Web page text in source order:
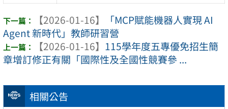
相關公告
【2026-01-16】
「MCP賦能機器人實現 AI
Agent 新時代」教師研習營
【2026-01-16】 115學年度五專優免招生簡
章增訂修正有關「國際性及全國性競賽參 ...